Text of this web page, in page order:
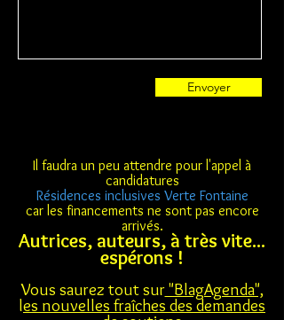
Envoyer
Il faudra un peu attendre pour l'appel à
candidatures
Résidences inclusives Verte Fontaine
car les financements ne sont pas encore
arrivés.
Autrices, auteurs, à très vite...
espérons !
Vous saurez tout sur"BlagAgenda",
les nouvelles fraîches des demandes